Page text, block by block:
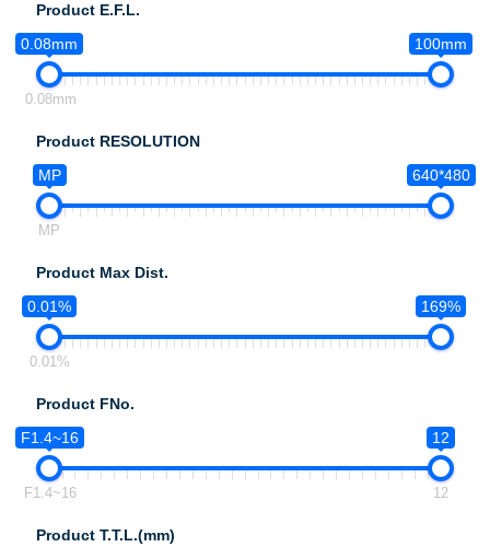
Product E.F.L.
0.08mm
100mm
0.08mm
Product RESOLUTION
MP
640*480
MP
Product Max Dist.
0.01%
169%
0.01%
Product FNo.
F1.4~16
12
F1.4~16 12
Product T.T.L.(mm)